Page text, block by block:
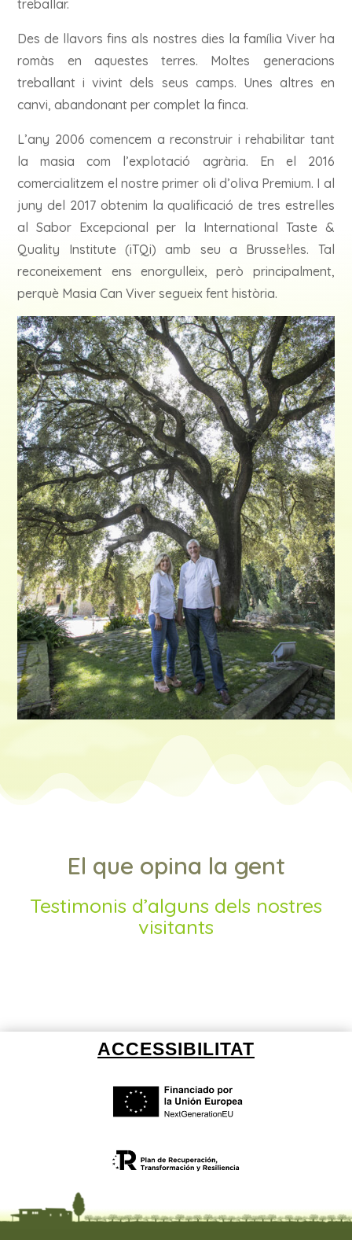
treballar.
Des de llavors fins als nostres dies la família Viver ha
romàs en aquestes terres. Moltes generacions
treballant i vivint dels seus camps. Unes altres en
canvi, abandonant per complet la finca.
L’any 2006 comencem a reconstruir i rehabilitar tant
la masia com l’explotació agrària. En el 2016
comercialitzem el nostre primer oli d’oliva Premium. I al
juny del 2017 obtenim la qualificació de tres estrelles
al Sabor Excepcional per la International Taste &
Quality Institute (iTQi) amb seu a Brussel·les. Tal
reconeixement ens enorgulleix, però principalment,
perquè Masia Can Viver segueix fent història.
El que opina la gent
Testimonis d’alguns dels nostres
visitants
ACCESSIBILITAT